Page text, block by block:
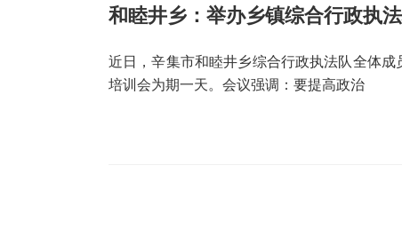
和睦井乡：举办乡镇综合行政执
近日，辛集市和睦井乡综合行政执法队全体
培训会为期一天。会议强调：要提高政治